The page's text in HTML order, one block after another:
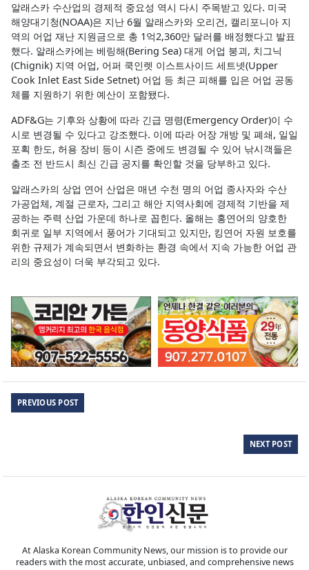
알래스카 수산업의 경제적 중요성 역시 다시 주목받고 있다. 미국
해양대기청(NOAA)은 지난 6월 알래스카와 오리건, 캘리포니아 지
역의 어업 재난 지원금으로 총 1억2,360만 달러를 배정했다고 발표
했다. 알래스카에는 베링해(Bering Sea) 대게 어업 붕괴, 치그닉
(Chignik) 지역 어업, 어퍼 쿡인렛 이스트사이드 세트넷(Upper
Cook Inlet East Side Setnet) 어업 등 최근 피해를 입은 어업 공동
체를 지원하기 위한 예산이 포함됐다.
ADF&G는 기후와 상황에 따라 긴급 명령(Emergency Order)이 수
시로 변경될 수 있다고 강조했다. 이에 따라 어장 개방 및 폐쇄, 일일
포획 한도, 허용 장비 등이 시즌 중에도 변경될 수 있어 낚시객들은
출조 전 반드시 최신 긴급 공지를 확인할 것을 당부하고 있다.
알래스카의 상업 연어 산업은 매년 수천 명의 어업 종사자와 수산
가공업체, 계절 근로자, 그리고 해안 지역사회에 경제적 기반을 제
공하는 주력 산업 가운데 하나로 꼽힌다. 올해는 홍연어의 양호한
회귀로 일부 지역에서 풍어가 기대되고 있지만, 킹연어 자원 보호를
위한 규제가 계속되면서 변화하는 환경 속에서 지속 가능한 어업 관
리의 중요성이 더욱 부각되고 있다.
PREVIOUS POST
NEXT POST
At Alaska Korean Community News, our mission is to provide our
readers with the most accurate, unbiased, and comprehensive news